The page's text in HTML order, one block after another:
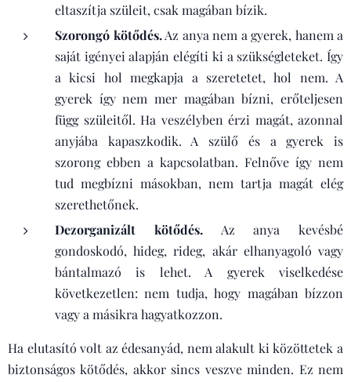
eltaszítja szüleit, csak magában bízik.
Szorongó kötődés.Az anya nem a gyerek, hanem a
saját igényei alapján elégíti ki a szükségleteket. Így
a kicsi hol megkapja a szeretetet, hol nem. A
gyerek így nem mer magában bízni, erőteljesen
függ szüleitől. Ha veszélyben érzi magát, azonnal
anyjába kapaszkodik. A szülő és a gyerek is
szorong ebben a kapcsolatban. Felnőve így nem
tud megbízni másokban, nem tartja magát elég
szerethetőnek.
Dezorganizált kötődés.Az anya kevésbé
gondoskodó, hideg, rideg, akár elhanyagoló vagy
bántalmazó is lehet. A gyerek viselkedése
következetlen: nem tudja, hogy magában bízzon
vagy a másikra hagyatkozzon.
Ha elutasító volt az édesanyád, nem alakult ki közöttetek a
biztonságos kötődés, akkor sincs veszve minden. Ez nem